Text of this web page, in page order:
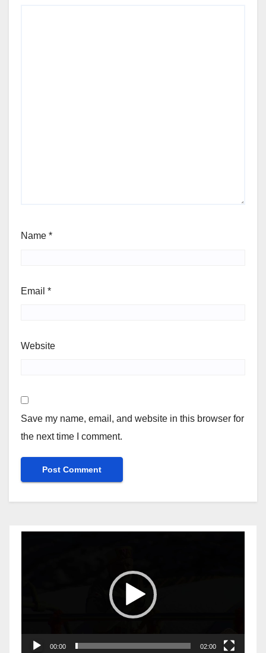
Name *
Email *
Website
Save my name, email, and website in this browser for
the next time I comment.
00:00 02:00